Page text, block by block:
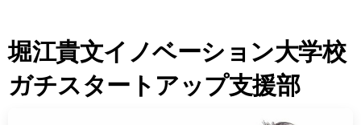
堀江貴文イノベーション大学校
ガチスタートアップ支援部